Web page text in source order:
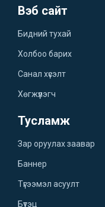
Вэб сайт
Бидний тухай
Холбоо барих
Санал хүсэлт
Хөгжүүлэгч
Тусламж
Зар оруулах заавар
Баннер
Түгээмэл асуулт
Бүтэц